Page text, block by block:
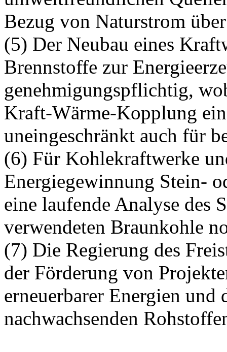
Bezug von Naturstrom
(5) Der Neubau eines
Brennstoffe zur
genehmigungspflichtig,
Kraft-Wärme-Kopplung
uneingeschränkt auch für
(6) Für Kohlekraftwerke
Energiegewinnung Stein-
eine laufende Analyse des
verwendeten Braunkohle
(7) Die Regierung des
der Förderung von
erneuerbarer Energien und
nachwachsenden